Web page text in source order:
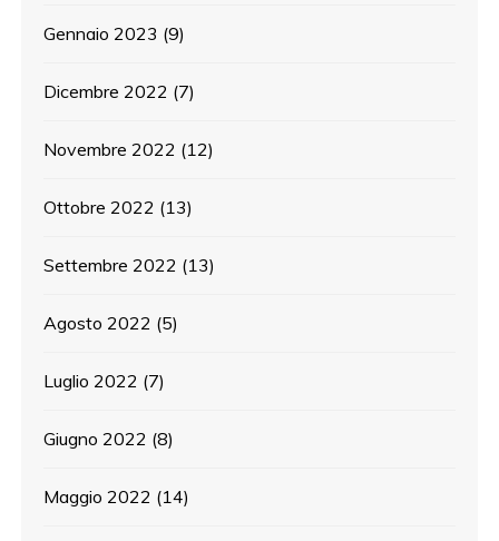
Gennaio 2023 (9)
Dicembre 2022 (7)
Novembre 2022 (12)
Ottobre 2022 (13)
Settembre 2022 (13)
Agosto 2022 (5)
Luglio 2022 (7)
Giugno 2022 (8)
Maggio 2022 (14)